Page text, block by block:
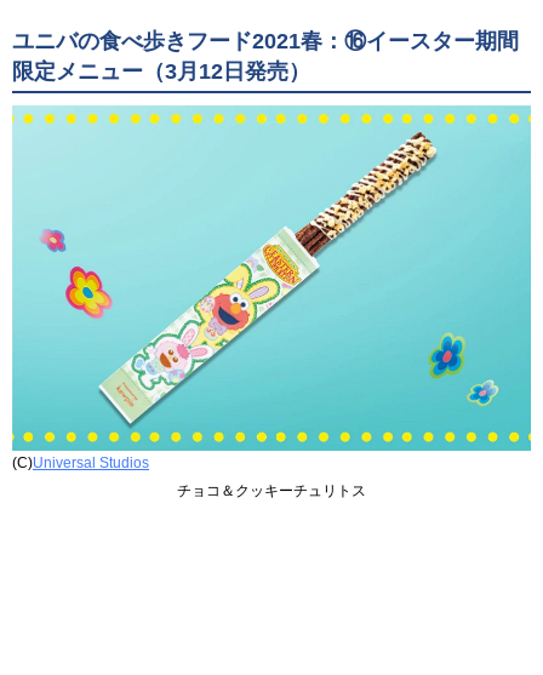
ユニバの食べ歩きフード2021春：⑯イースター期間
限定メニュー（3月12日発売）
(C)Universal Studios
チョコ＆クッキーチュリトス